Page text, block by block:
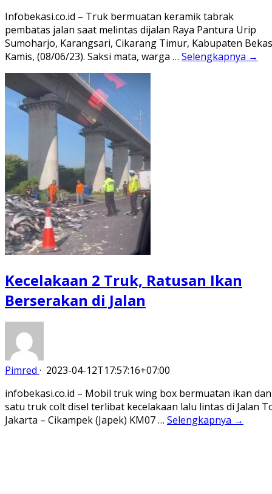
Infobekasi.co.id – Truk bermuatan keramik tabrak
pembatas jalan saat melintas dijalan Raya Pantura Urip
Sumoharjo, Karangsari, Cikarang Timur, Kabupaten
Kamis, (08/06/23). Saksi mata, warga … Selengkapnya →
Kecelakaan 2 Truk, Ratusan Ikan
Berserakan di Jalan
Pimred · 2023-04-12T17:57:16+07:00
infobekasi.co.id – Mobil truk wing box bermuatan ikan dan
satu truk colt disel terlibat kecelakaan lalu lintas di Jalan
Jakarta – Cikampek (Japek) KM07 … Selengkapnya →